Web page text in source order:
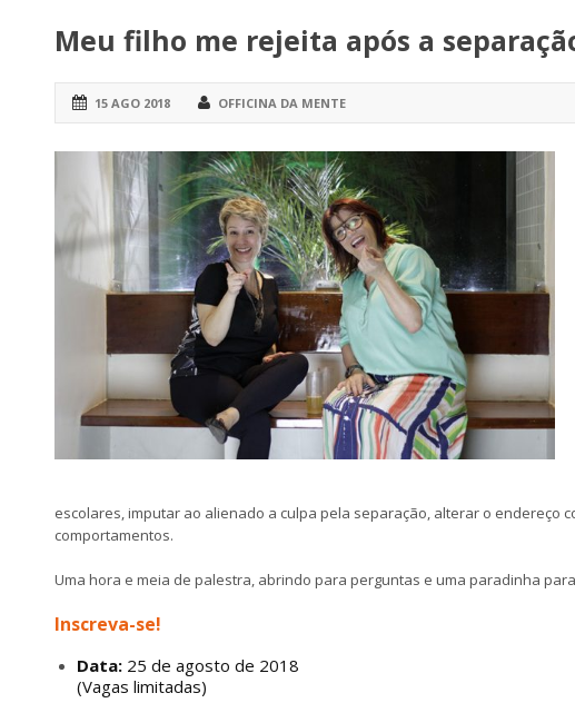
Meu filho me rejeita após a
15 AGO 2018 OFFICINA DA MENTE
escolares, imputar ao alienado a culpa pela separação, alterar o endereço
comportamentos.
Uma hora e meia de palestra, abrindo para perguntas e uma paradinha
Inscreva-se!
Data: 25 de agosto de 2018
(Vagas limitadas)